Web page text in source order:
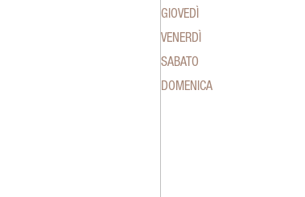
GIOVEDÌ
VENERDÌ
SABATO
DOMENICA